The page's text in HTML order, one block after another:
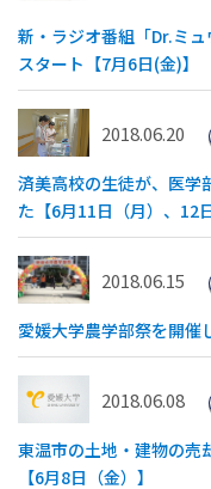
新・ラジオ番組「Dr.ミ
スタート【7月6日(金)】
2018.06.20
済美高校の生徒が、医学
た【6月11日（月）、12
2018.06.15
愛媛大学農学部祭を開催
2018.06.08
東温市の土地・建物の売
【6月8日（金）】